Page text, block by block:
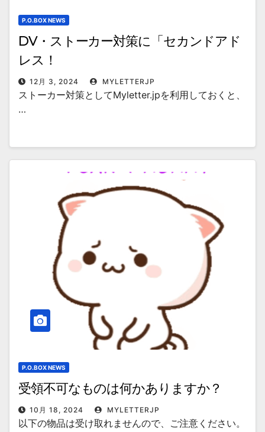
P.O.BOX NEWS
DV・ストーカー対策に「セカンドアド
レス！
12月 3, 2024 MYLETTERJP
ストーカー対策としてMyletter.jpを利用しておくと、
…
P.O.BOX NEWS
受領不可なものは何かありますか？
10月 18, 2024 MYLETTERJP
以下の物品は受け取れませんので、ご注意ください。